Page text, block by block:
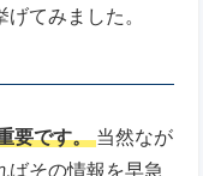
てみました。
要です。 当然なが
ばその情報を早急